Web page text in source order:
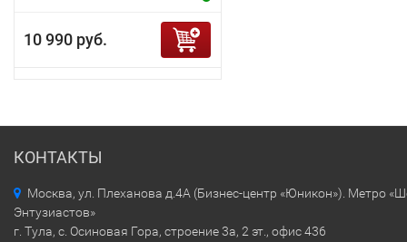
10 990 руб.
КОНТАКТЫ
Москва, ул. Плеханова д.4А (Бизнес-центр «Юникон»). Метро
Энтузиастов»
г. Тула, с. Осиновая Гора, строение 3а, 2 эт., офис 436